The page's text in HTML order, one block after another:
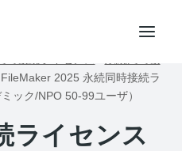
2025 永続同時接続ラ
ック/NPO 50-99ユーザ）
ライセンス